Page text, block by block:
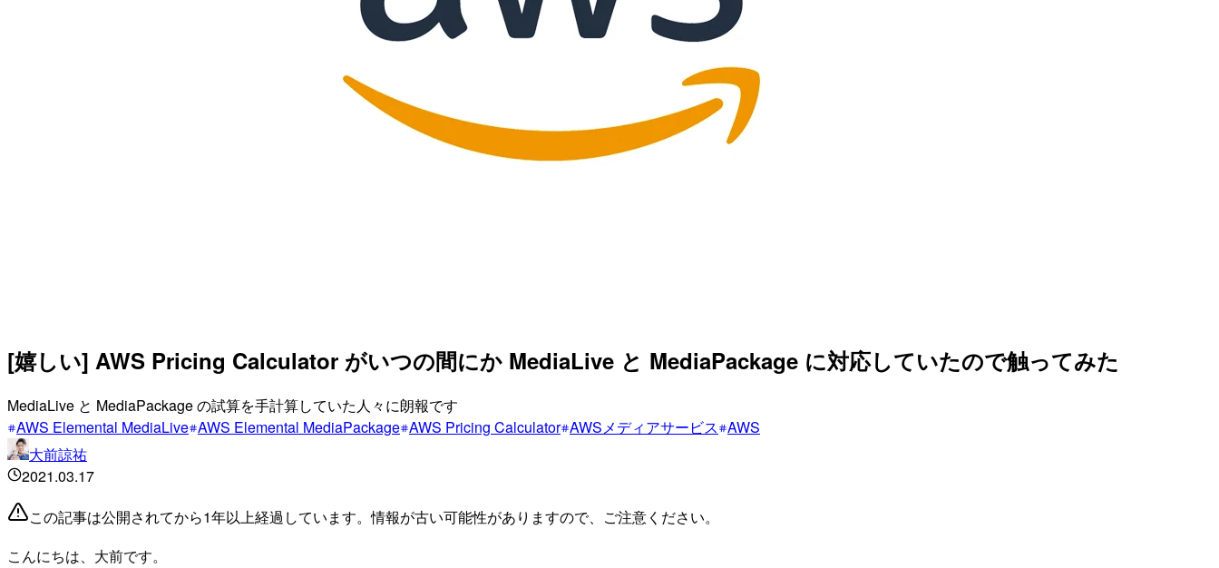
[嬉しい] AWS Pricing Calculator がいつの間にか MediaLive と MediaPackage に対応していたので触ってみた
MediaLive と MediaPackage の試算を手計算していた人々に朗報です
AWS Elemental MediaLive AWS Elemental MediaPackage AWS Pricing Calculator AWSメディアサービス AWS
大前諒祐
2021.03.17
この記事は公開されてから1年以上経過しています。情報が古い可能性がありますので、ご注意ください。
こんにちは、大前です。